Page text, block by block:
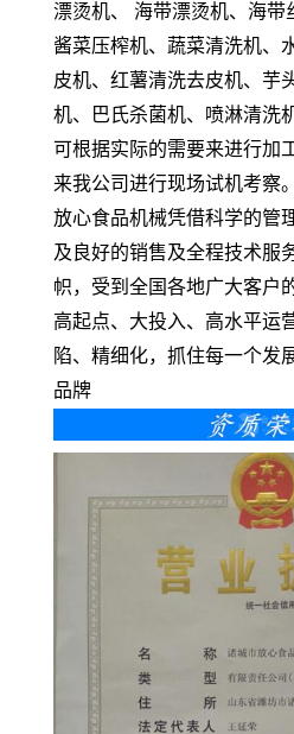
漂烫机、 海带漂烫机、海带
酱菜压榨机、蔬菜清洗机、
皮机、红薯清洗去皮机、芋
机、巴氏杀菌机、喷淋清洗
可根据实际的需要来进行加
来我公司进行现场试机考察。
放心食品机械凭借科学的管
及良好的销售及全程技术服
帜，受到全国各地广大客户
高起点、大投入、高水平运
陷、精细化，抓住每一个发
品牌